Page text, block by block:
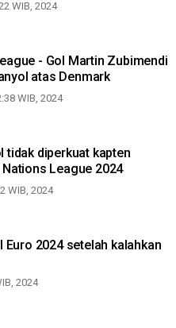
WIB, 2024
- Gol Martin Zubimendi
atas Denmark
WIB, 2024
tidak diperkuat kapten
Nations League 2024
WIB, 2024
Euro 2024 setelah kalahkan
2024